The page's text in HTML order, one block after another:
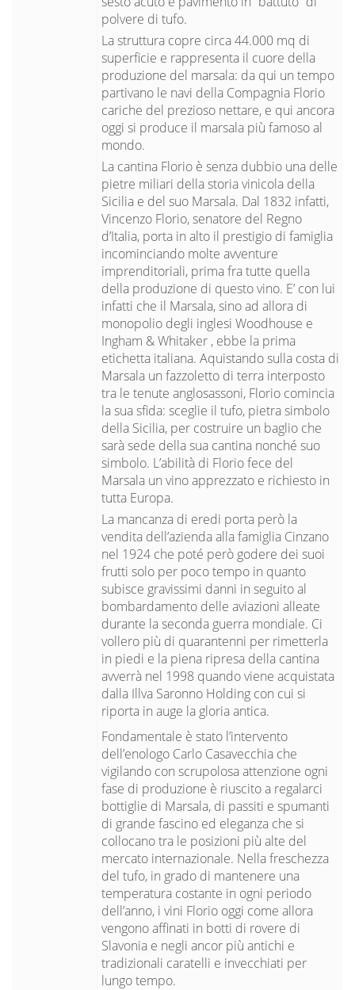
polvere di tufo.
La struttura copre circa 44.000 mq di
superficie e rappresenta il cuore della
produzione del marsala: da qui un tempo
partivano le navi della Compagnia Florio
cariche del prezioso nettare, e qui ancora
oggi si produce il marsala più famoso al
mondo.
La cantina Florio è senza dubbio una delle
pietre miliari della storia vinicola della
Sicilia e del suo Marsala. Dal 1832 infatti,
Vincenzo Florio, senatore del Regno
d’Italia, porta in alto il prestigio di famiglia
incominciando molte avventure
imprenditoriali, prima fra tutte quella
della produzione di questo vino. E’ con lui
infatti che il Marsala, sino ad allora di
monopolio degli inglesi Woodhouse e
Ingham & Whitaker , ebbe la prima
etichetta italiana. Aquistando sulla costa di
Marsala un fazzoletto di terra interposto
tra le tenute anglosassoni, Florio comincia
la sua sfida: sceglie il tufo, pietra simbolo
della Sicilia, per costruire un baglio che
sarà sede della sua cantina nonché suo
simbolo. L’abilità di Florio fece del
Marsala un vino apprezzato e richiesto in
tutta Europa.
La mancanza di eredi porta però la
vendita dell’azienda alla famiglia Cinzano
nel 1924 che poté però godere dei suoi
frutti solo per poco tempo in quanto
subisce gravissimi danni in seguito al
bombardamento delle aviazioni alleate
durante la seconda guerra mondiale. Ci
vollero più di quarantenni per rimetterla
in piedi e la piena ripresa della cantina
avverrà nel 1998 quando viene acquistata
dalla Illva Saronno Holding con cui si
riporta in auge la gloria antica.
Fondamentale è stato l’intervento
dell’enologo Carlo Casavecchia che
vigilando con scrupolosa attenzione ogni
fase di produzione è riuscito a regalarci
bottiglie di Marsala, di passiti e spumanti
di grande fascino ed eleganza che si
collocano tra le posizioni più alte del
mercato internazionale. Nella freschezza
del tufo, in grado di mantenere una
temperatura costante in ogni periodo
dell’anno, i vini Florio oggi come allora
vengono affinati in botti di rovere di
Slavonia e negli ancor più antichi e
tradizionali caratelli e invecchiati per
lungo tempo.